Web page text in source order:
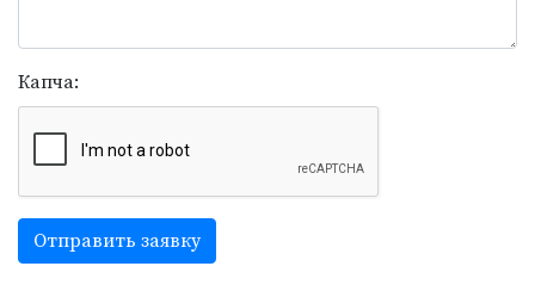
Капча:
Отправить заявку